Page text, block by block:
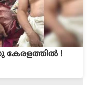
കേരളത്തില്‍ !